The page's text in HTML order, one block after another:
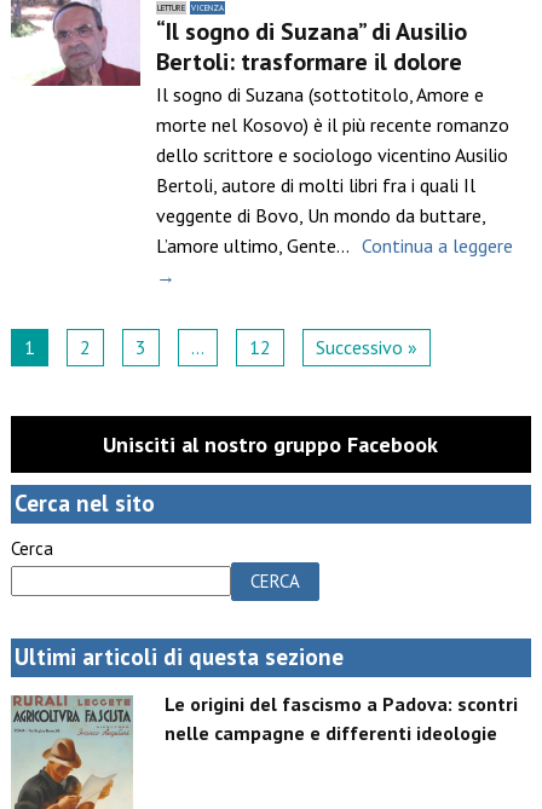
LETTURE VICENZA
“Il sogno di Suzana” di Ausilio
Bertoli: trasformare il dolore
Il sogno di Suzana (sottotitolo, Amore e
morte nel Kosovo) è il più recente romanzo
dello scrittore e sociologo vicentino Ausilio
Bertoli, autore di molti libri fra i quali Il
veggente di Bovo, Un mondo da buttare,
L’amore ultimo, Gente… Continua a leggere
→
1 2 3 … 12 Successivo »
Unisciti al nostro gruppo Facebook
Cerca nel sito
Cerca
CERCA
Ultimi articoli di questa sezione
Le origini del fascismo a Padova: scontri
nelle campagne e differenti ideologie